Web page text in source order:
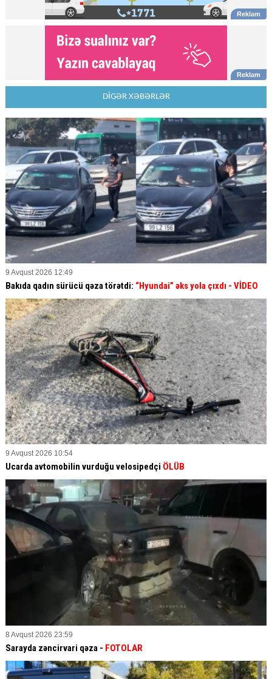
DİGƏR XƏBƏRLƏR
9 Avqust 2026 12:49
Bakıda qadın sürücü qəza törətdi: “Hyundai” əks yola çıxdı - VİDEO
9 Avqust 2026 10:54
Ucarda avtomobilin vurduğu velosipedçi ÖLÜB
8 Avqust 2026 23:59
Sarayda zəncirvari qəza - FOTOLAR